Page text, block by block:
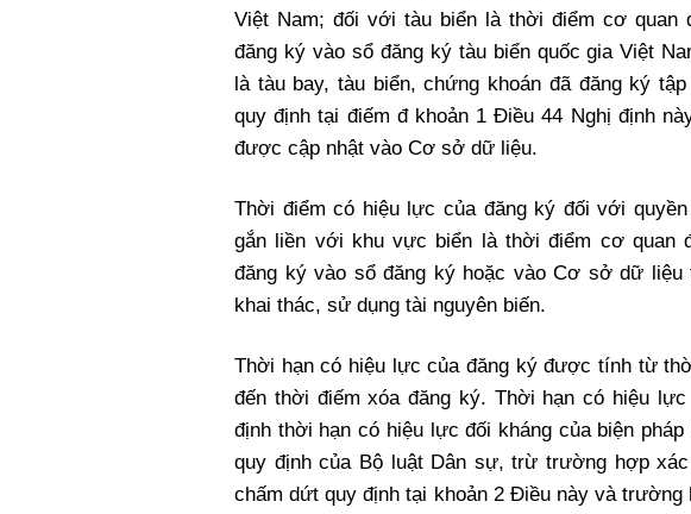
Việt Nam; đối với tàu biển là thời điểm cơ quan
đăng ký vào sổ đăng ký tàu biển quốc gia Việt
là tàu bay, tàu biển, chứng khoán đã đăng ký
quy định tại điếm đ khoản 1 Điều 44 Nghị định
được cập nhật vào Cơ sở dữ liệu.
Thời điểm có hiệu lực của đăng ký đối với
gắn liền với khu vực biển là thời điểm cơ quan
đăng ký vào sổ đăng ký hoặc vào Cơ sở dữ liệu
khai thác, sử dụng tài nguyên biến.
Thời hạn có hiệu lực của đăng ký được tính từ
đến thời điếm xóa đăng ký. Thời hạn có hiệu
định thời hạn có hiệu lực đối kháng của biện
quy định của Bộ luật Dân sự, trừ trường hợp
chấm dứt quy định tại khoản 2 Điều này và